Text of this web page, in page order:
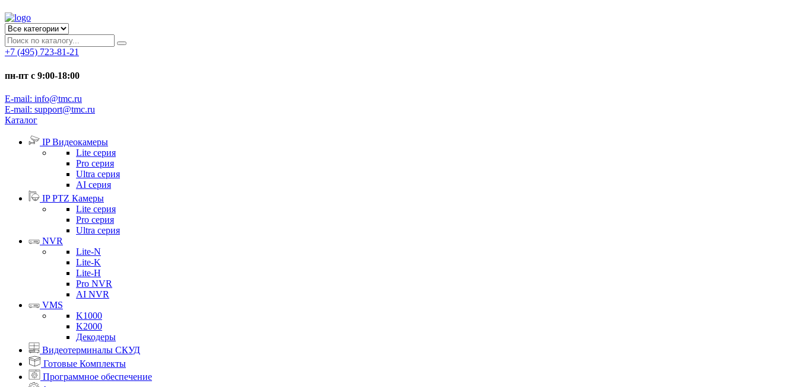
+7 (495) 723-81-21
пн-пт с 9:00-18:00
E-mail: info@tmc.ru
E-mail: support@tmc.ru
Каталог
IP Видеокамеры
Lite серия
Pro серия
Ultra серия
AI серия
IP PTZ Камеры
Lite серия
Pro серия
Ultra серия
NVR
Lite-N
Lite-K
Lite-H
Pro NVR
AI NVR
VMS
K1000
K2000
Декодеры
Видеотерминалы СКУД
Готовые Комплекты
Программное обеспечение